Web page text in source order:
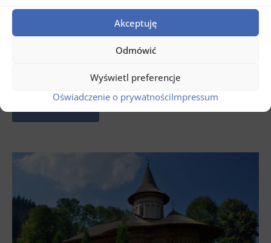
Akceptuję
Odmówić
Wyświetl preferencje
Oświadczenie o prywatnościImpressum
Wycieczka po regionie Banat w Rumunii